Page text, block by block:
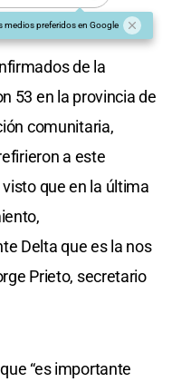
medios preferidos en Google
de la
53 en la provincia de
comunitaria,
a este
que en la última
Delta que es la nos
Prieto, secretario
“es importante